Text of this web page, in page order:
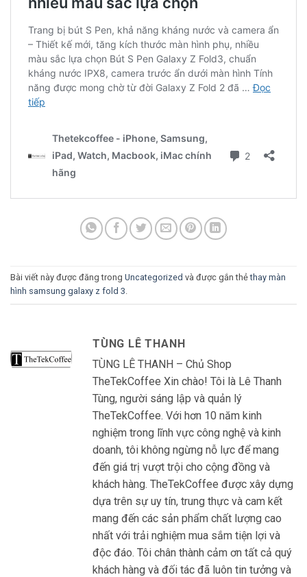
Bài viết này được đăng trong Uncategorized và được gắn thẻthay màn
hình samsung galaxy z fold 3
TÙNG LÊ THANH
TÙNG LÊ THANH – Chủ Shop
TheTekCoffee Xin chào! Tôi là Lê Thanh
Tùng, người sáng lập và quản lý
TheTekCoffee. Với hơn 10 năm kinh
nghiệm trong lĩnh vực công nghệ và kinh
doanh, tôi không ngừng nỗ lực để mang
đến giá trị vượt trội cho cộng đồng và
khách hàng. TheTekCoffee được xây dựng
dựa trên sự uy tín, trung thực và cam kết
mang đến các sản phẩm chất lượng cao
nhất với trải nghiệm mua sắm tiện lợi và
độc đáo. Tôi chân thành cảm ơn tất cả quý
khách hàng và đối tác đã luôn tin tưởng và